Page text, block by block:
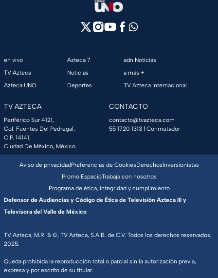
en vivo
TV Azteca
Azteca UNO
Azteca 7
Noticias
Deportes
adn Noticias
a más +
TV Azteca Internacional
TV AZTECA
Periférico Sur 4121,
Col. Fuentes Del Pedregal,
C.P. 14141,
Ciudad De México, México.
CONTACTO
contacto@tvazteca.com
55 1720 1313 | Conmutador
TV Azteca, M.R. & ©, TV Azteca, S.A.B. de C.V. Todos los derechos reservados,
2025.
Queda prohibida la reproducción total o parcial sin la autorización previa,
expresa y por escrito de su titular.
Aviso de privacidadPreferencias de CookiesDerechosInversionistas
Promo EspacioTrabaja con nosotros
Programa de ética, integridad y cumplimiento
Defensor de Audiencias y Código de Ética de Televisión Azteca III y
Televisora del Valle de México